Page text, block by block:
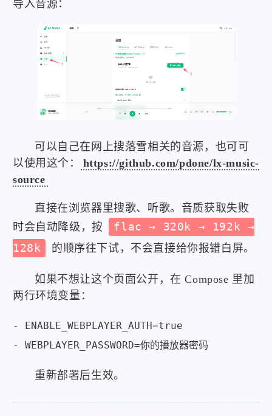
导入音源：
可以自己在网上搜落雪相关的音源，也可可
以使用这个：
https://github.com/pdone/lx-music-
source
直接在浏览器里搜歌、听歌。音质获取失败
时会自动降级，按
flac → 320k → 192k →
128k
的顺序往下试，不会直接给你报错白屏。
如果不想让这个页面公开，在 Compose 里加
两行环境变量：
- ENABLE_WEBPLAYER_AUTH=true
- WEBPLAYER_PASSWORD=你的播放器密码
重新部署后生效。